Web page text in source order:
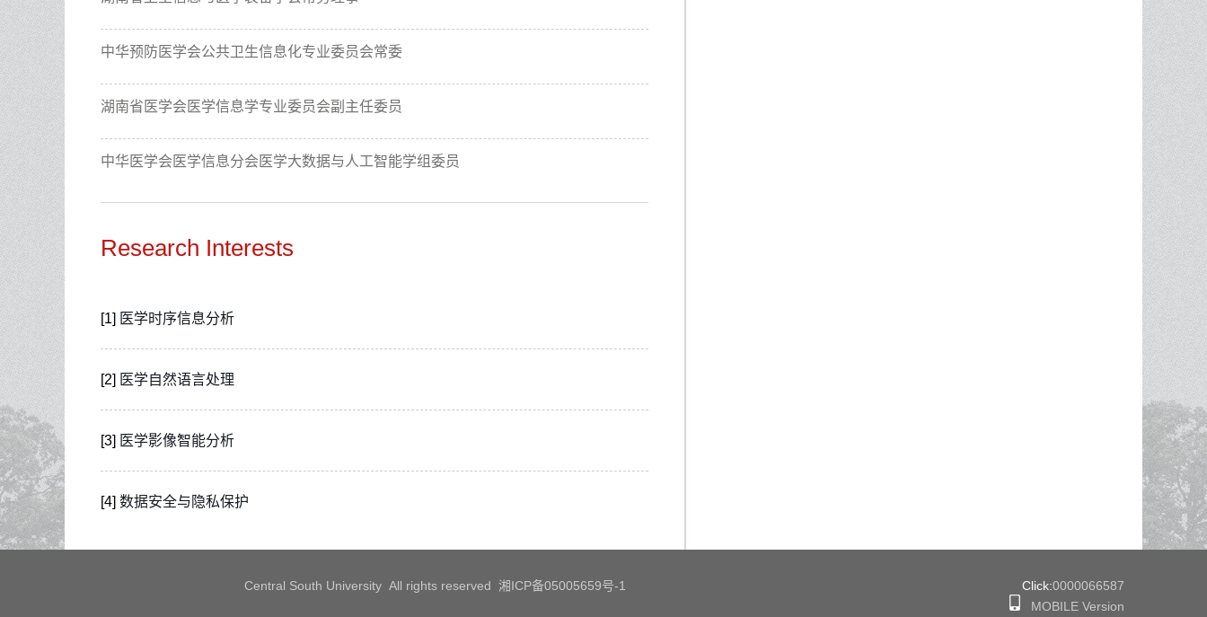
中华预防医学会公共卫生信息化专业委员会常委
湖南省医学会医学信息学专业委员会副主任委员
中华医学会医学信息分会医学大数据与人工智能学组委员
Research Interests
[1] 医学时序信息分析
[2] 医学自然语言处理
[3] 医学影像智能分析
[4] 数据安全与隐私保护
Central South University All rights reserved 湘ICP备05005659号-1 Click:0000066587
MOBILE Version